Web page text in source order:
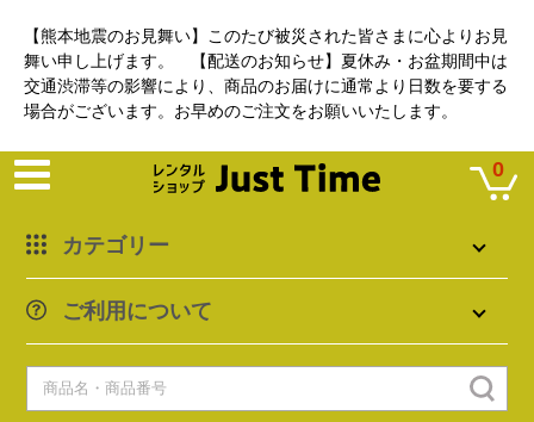
【熊本地震のお見舞い】このたび被災された皆さまに心よりお見
舞い申し上げます。 【配送のお知らせ】夏休み・お盆期間中は
交通渋滞等の影響により、商品のお届けに通常より日数を要する
場合がございます。お早めのご注文をお願いいたします。
カテゴリー
ご利用について
0